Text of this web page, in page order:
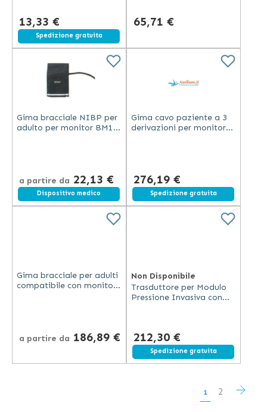
13,33 €
Spedizione gratuita
65,71 €
Gima bracciale NIBP per
adulto per monitor BM1
a partire da 22,13 €
Dispositivo medico
Gima cavo paziente a 3
derivazioni per monitor
276,19 €
Spedizione gratuita
Gima bracciale per adulti
compatibile con monitor
a partire da 186,89 €
Non Disponibile
Trasduttore per Modulo
Pressione Invasiva con
212,30 €
Spedizione gratuita
Pagina
Attualmente
1 Pagina
2